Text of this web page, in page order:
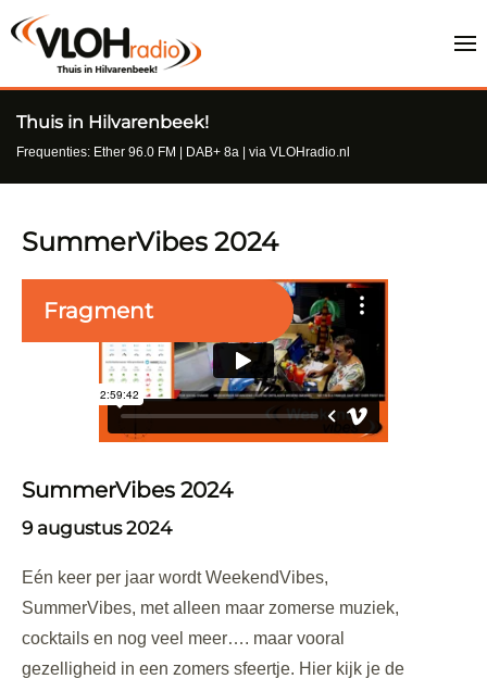
Thuis in Hilvarenbeek!
Frequenties: Ether 96.0 FM | DAB+ 8a | via VLOHradio.nl
SummerVibes 2024
Fragment
SummerVibes 2024
9 augustus 2024
Eén keer per jaar wordt WeekendVibes,
SummerVibes, met alleen maar zomerse muziek,
cocktails en nog veel meer…. maar vooral
gezelligheid in een zomers sfeertje. Hier kijk je de